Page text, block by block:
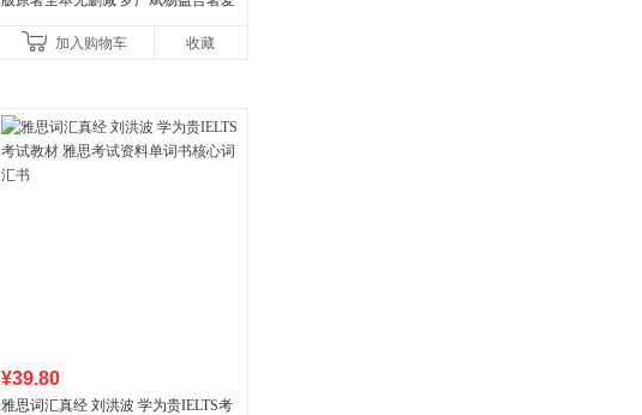
国青年出版社加入购物车 收藏
¥39.80
雅思词汇真经 刘洪波 学为贵IELTS考